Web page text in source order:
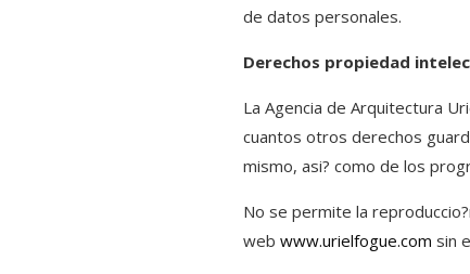
de datos personales.
Derechos propiedad
La Agencia de Arquitectura
cuantos otros derechos
mismo, asi? como de los
No se permite la
web www.urielfogue.com sin